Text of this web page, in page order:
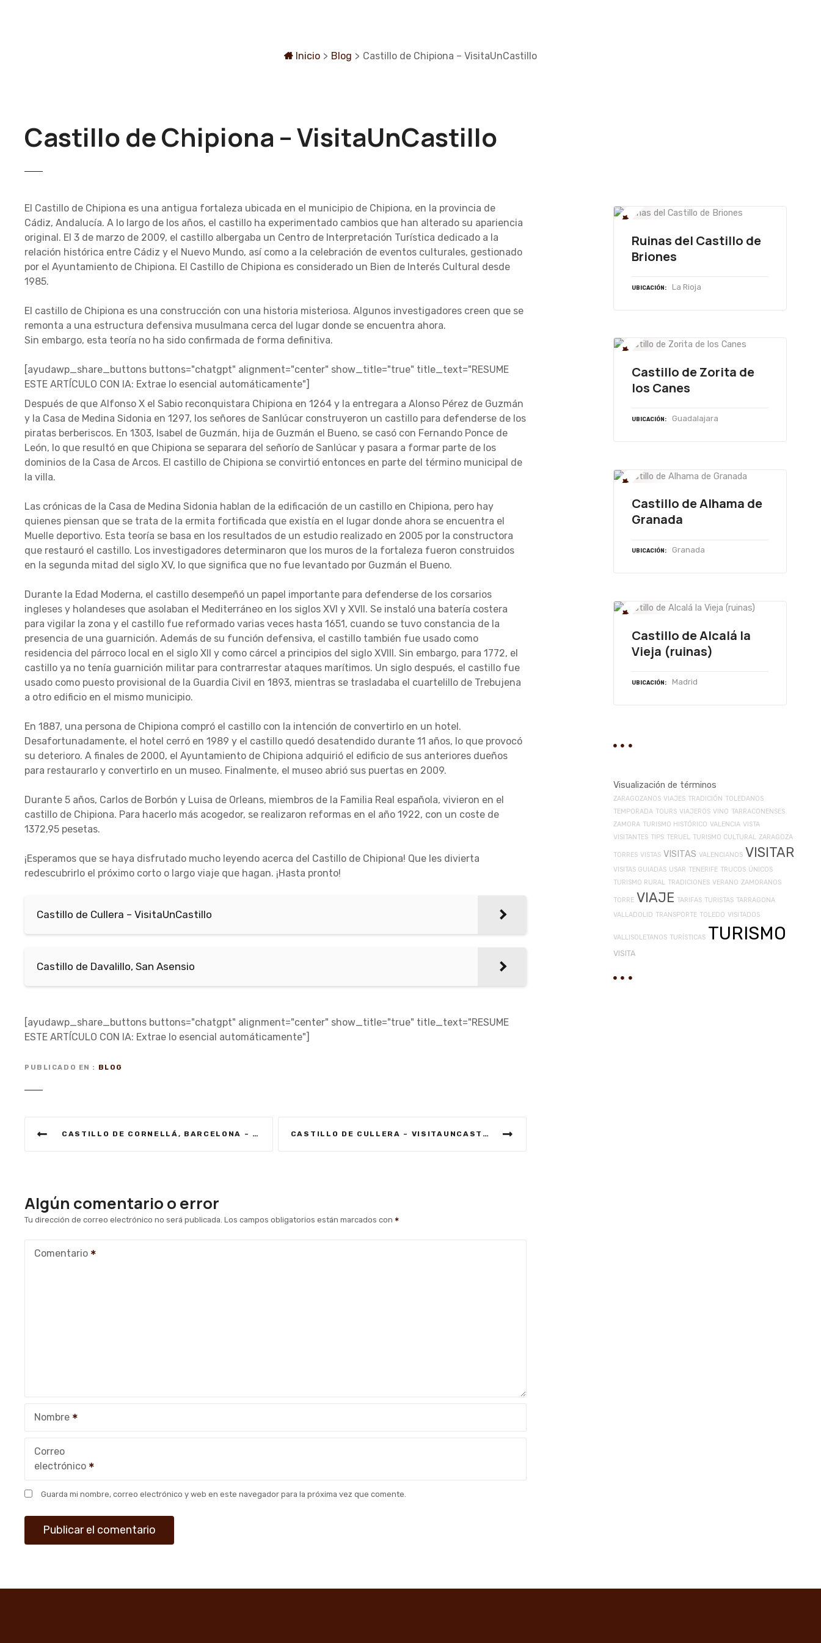
Inicio > Blog > Castillo de Chipiona – VisitaUnCastillo
Castillo de Chipiona – VisitaUnCastillo
El Castillo de Chipiona es una antigua fortaleza ubicada en el municipio de Chipiona, en la provincia de
Cádiz, Andalucía. A lo largo de los años, el castillo ha experimentado cambios que han alterado su apariencia
original. El 3 de marzo de 2009, el castillo albergaba un Centro de Interpretación Turística dedicado a la
relación histórica entre Cádiz y el Nuevo Mundo, así como a la celebración de eventos culturales, gestionado
por el Ayuntamiento de Chipiona. El Castillo de Chipiona es considerado un Bien de Interés Cultural desde
1985.
El castillo de Chipiona es una construcción con una historia misteriosa. Algunos investigadores creen que se
remonta a una estructura defensiva musulmana cerca del lugar donde se encuentra ahora.
Sin embargo, esta teoría no ha sido confirmada de forma definitiva.
[ayudawp_share_buttons buttons="chatgpt" alignment="center" show_title="true" title_text="RESUME
ESTE ARTÍCULO CON IA: Extrae lo esencial automáticamente"]
Después de que Alfonso X el Sabio reconquistara Chipiona en 1264 y la entregara a Alonso Pérez de Guzmán
y la Casa de Medina Sidonia en 1297, los señores de Sanlúcar construyeron un castillo para defenderse de los
piratas berberiscos. En 1303, Isabel de Guzmán, hija de Guzmán el Bueno, se casó con Fernando Ponce de
León, lo que resultó en que Chipiona se separara del señorío de Sanlúcar y pasara a formar parte de los
dominios de la Casa de Arcos. El castillo de Chipiona se convirtió entonces en parte del término municipal de
la villa.
Las crónicas de la Casa de Medina Sidonia hablan de la edificación de un castillo en Chipiona, pero hay
quienes piensan que se trata de la ermita fortificada que existía en el lugar donde ahora se encuentra el
Muelle deportivo. Esta teoría se basa en los resultados de un estudio realizado en 2005 por la constructora
que restauró el castillo. Los investigadores determinaron que los muros de la fortaleza fueron construidos
en la segunda mitad del siglo XV, lo que significa que no fue levantado por Guzmán el Bueno.
Durante la Edad Moderna, el castillo desempeñó un papel importante para defenderse de los corsarios
ingleses y holandeses que asolaban el Mediterráneo en los siglos XVI y XVII. Se instaló una batería costera
para vigilar la zona y el castillo fue reformado varias veces hasta 1651, cuando se tuvo constancia de la
presencia de una guarnición. Además de su función defensiva, el castillo también fue usado como
residencia del párroco local en el siglo XII y como cárcel a principios del siglo XVIII. Sin embargo, para 1772, el
castillo ya no tenía guarnición militar para contrarrestar ataques marítimos. Un siglo después, el castillo fue
usado como puesto provisional de la Guardia Civil en 1893, mientras se trasladaba el cuartelillo de Trebujena
a otro edificio en el mismo municipio.
En 1887, una persona de Chipiona compró el castillo con la intención de convertirlo en un hotel.
Desafortunadamente, el hotel cerró en 1989 y el castillo quedó desatendido durante 11 años, lo que provocó
su deterioro. A finales de 2000, el Ayuntamiento de Chipiona adquirió el edificio de sus anteriores dueños
para restaurarlo y convertirlo en un museo. Finalmente, el museo abrió sus puertas en 2009.
Durante 5 años, Carlos de Borbón y Luisa de Orleans, miembros de la Familia Real española, vivieron en el
castillo de Chipiona. Para hacerlo más acogedor, se realizaron reformas en el año 1922, con un coste de
1372,95 pesetas.
¡Esperamos que se haya disfrutado mucho leyendo acerca del Castillo de Chipiona! Que les divierta
redescubrirlo el próximo corto o largo viaje que hagan. ¡Hasta pronto!
Castillo de Cullera – VisitaUnCastillo
Castillo de Davalillo, San Asensio
[ayudawp_share_buttons buttons="chatgpt" alignment="center" show_title="true" title_text="RESUME
ESTE ARTÍCULO CON IA: Extrae lo esencial automáticamente"]
PUBLICADO EN BLOG
e
g
n
r
a
d
CASTILLO DE CORNELLÁ, BARCELONA – VISITAUNCASTILLO CASTILLO DE CULLERA – VISITAUNCASTILLO
Algún comentario o error
Tu dirección de correo electrónico no será publicada. Los campos obligatorios están marcados con
Comentario
Nombre
Correo
electrónico
Guarda mi nombre, correo electrónico y web en este navegador para la próxima vez que comente.
Ruinas del Castillo de
Briones
UBICACIÓN La Rioja
Castillo de Zorita de
los Canes
UBICACIÓN Guadalajara
Castillo de Alhama de
Granada
UBICACIÓN Granada
Castillo de Alcalá la
Vieja (ruinas)
UBICACIÓN Madrid
Visualización de términos
ZARAGOZANOS VIAJES TRADICIÓN TOLEDANOS
TEMPORADA TOURS VIAJEROS VINO TARRACONENSES
ZAMORA TURISMO HISTÓRICO VALENCIA VISTA
VISITANTES TIPS TERUEL TURISMO CULTURAL ZARAGOZA
TORRES VISTAS VISITAS VALENCIANOS VISITAR
VISITAS GUIADAS USAR TENERIFE TRUCOS ÚNICOS
TURISMO RURAL TRADICIONES VERANO ZAMORANOS
TORRE VIAJE TARIFAS TURISTAS TARRAGONA
VALLADOLID TRANSPORTE TOLEDO VISITADOS
VALLISOLETANOS TURÍSTICAS TURISMO
VISITA